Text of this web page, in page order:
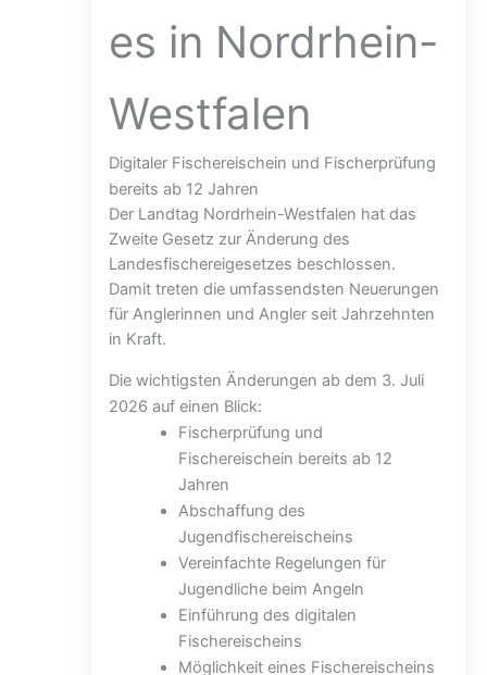
es in Nordrhein-
Westfalen
Digitaler Fischereischein und Fischerprüfung
bereits ab 12 Jahren
Der Landtag Nordrhein-Westfalen hat das
Zweite Gesetz zur Änderung des
Landesfischereigesetzes beschlossen.
Damit treten die umfassendsten Neuerungen
für Anglerinnen und Angler seit Jahrzehnten
in Kraft.
Die wichtigsten Änderungen ab dem 3. Juli
2026 auf einen Blick:
Fischerprüfung und
Fischereischein bereits ab 12
Jahren
Abschaffung des
Jugendfischereischeins
Vereinfachte Regelungen für
Jugendliche beim Angeln
Einführung des digitalen
Fischereischeins
Möglichkeit eines Fischereischeins